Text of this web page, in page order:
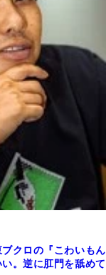
クロの『こわいもん
。逆に肛門を舐めて